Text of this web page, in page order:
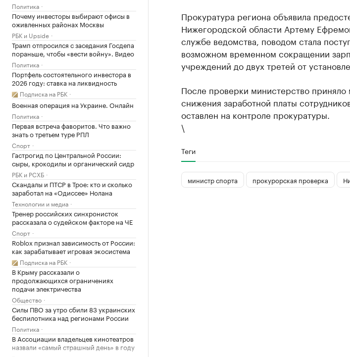
Политика
Почему инвесторы выбирают офисы в
оживленных районах Москвы
РБК и Upside
Трамп отпросился с заседания Госдепа
пораньше, чтобы «вести войну». Видео
Политика
Портфель состоятельного инвестора в
2026 году: ставка на ликвидность
Подписка на РБК
Военная операция на Украине. Онлайн
Политика
Первая встреча фаворитов. Что важно
знать о третьем туре РПЛ
Спорт
Гастрогид по Центральной России:
сыры, крокодилы и органический сидр
РБК и РСХБ
Скандалы и ПТСР в Трое: кто и сколько
заработал на «Одиссее» Нолана
Технологии и медиа
Тренер российских синхронисток
рассказала о судейском факторе на ЧЕ
Спорт
Roblox признал зависимость от России:
как зарабатывает игровая экосистема
Подписка на РБК
В Крыму рассказали о
продолжающихся ограничениях
подачи электричества
Общество
Силы ПВО за утро сбили 83 украинских
беспилотника над регионами России
Политика
В Ассоциации владельцев кинотеатров
назвали «самый страшный день» в году
Прокуратура региона объявила
Нижегородской области Артему
службе ведомства, поводом стала
возможном временном сокращении
учреждений до двух третей от
После проверки министерство
снижения заработной платы
оставлен на контроле прокуратуры.
\
Теги
министр спорта прокурорская проверка